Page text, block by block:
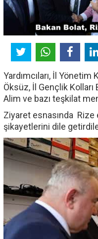
Yardımcıları, İl
Öksüz, İl Gençlik Kolları
Alim ve bazı teşkilat
Ziyaret esnasında Rize
şikayetlerini dile